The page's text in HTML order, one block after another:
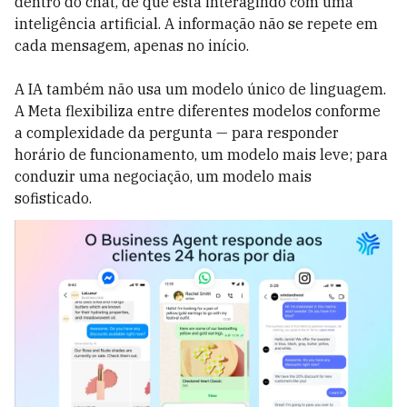
inteligência artificial. A informação não se repete em
cada mensagem, apenas no início.
A IA também não usa um modelo único de linguagem.
A Meta flexibiliza entre diferentes modelos conforme
a complexidade da pergunta — para responder
horário de funcionamento, um modelo mais leve; para
conduzir uma negociação, um modelo mais
sofisticado.